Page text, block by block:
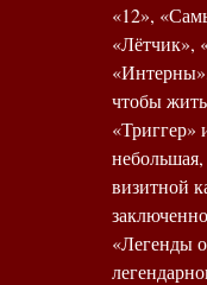
«12»,
«Лётчик»,
чтобы
«Триггер»
визитной
«Легенды